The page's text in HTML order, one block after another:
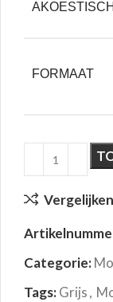
FORMAAT
Vergelijken
Categorie:
Tags:Grijs,